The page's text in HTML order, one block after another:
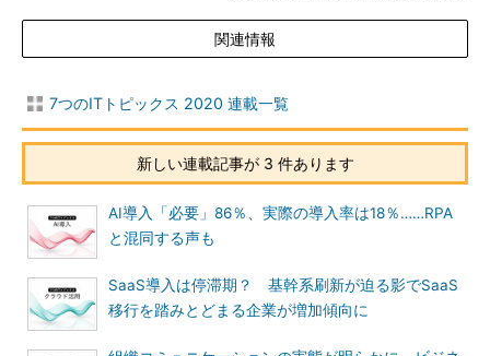
関連情報
7つのITトピックス 2020 連載一覧
新しい連載記事が 3 件あります
AI導入「必要」86％、実際の導入率は18％……RPA
と混同する声も
SaaS導入は停滞期？ 基幹系刷新が迫る影でSaaS
移行を踏みとどまる企業が増加傾向に